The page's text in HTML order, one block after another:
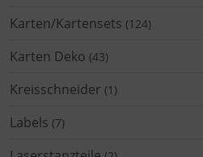
Karten/Kartensets (124)
Karten Deko (43)
Kreisschneider (1)
Labels (7)